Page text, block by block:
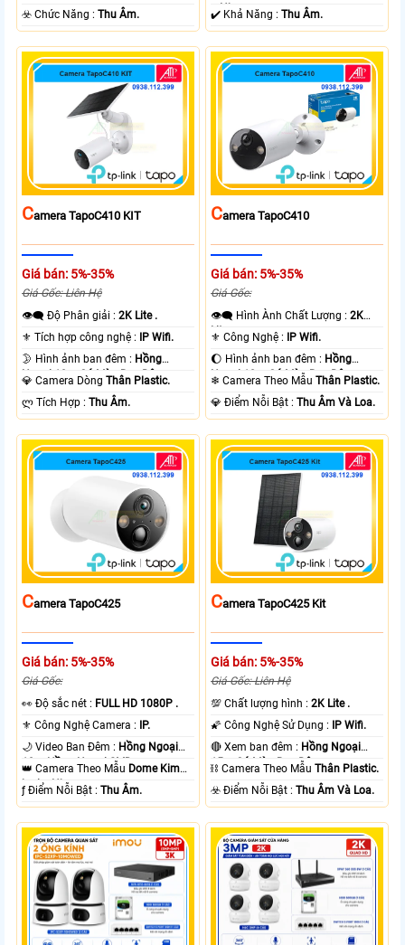
️☣️ Chức Năng :Thu Âm.
+ Nhựa.
️✔️ Khả Năng :Thu Âm.
CAmera TapoC410 KIT
Giá bán: 5%-35%
Giá Gốc: Liên Hệ
👁️‍🗨 Độ Phân giải :2K Lite .
⚜️ Tích hợp công nghệ : IP Wifi.
🌛 Hình ảnh ban đêm : Hồng
Ngoại 10m Có Màu Ban Ðêm.
💎 Camera DòngThân Plastic.
️ლ Tích Hợp :Thu Âm.
CAmera TapoC410
Giá bán: 5%-35%
Giá Gốc:
👁️‍🗨 Hình Ành Chất Lượng :2K
Lite .
⚜️ Công Nghệ : IP Wifi.
🌔 Hình ảnh ban đêm : Hồng
Ngoại 10m Có Màu Ban Ðêm.
❄ Camera Theo MẫuThân Plastic.
️💎 Điểm Nỗi Bật :Thu Âm Và Loa.
CAmera TapoC425
Giá bán: 5%-35%
Giá Gốc:
️👀 Độ sắc nét : FULL HD 1080P .
⚜️ Công Nghệ Camera : IP.
🌙 Video Ban Đêm : Hồng Ngoại
10m Hồng Ngoại SMD.
👑 Camera Theo Mẫu Dome Kim
loại + Nhựa.
️ƒ Điểm Nỗi Bật :Thu Âm.
CAmera TapoC425 Kit
Giá bán: 5%-35%
Giá Gốc: Liên Hệ
💯 Chất lượng hình :2K Lite .
🌠 Công Nghệ Sử Dụng : IP Wifi.
🔴 Xem ban đêm : Hồng Ngoại
15m Có Màu Ban Ðêm.
⛓ Camera Theo MẫuThân Plastic.
️☣️ Điểm Nỗi Bật :Thu Âm Và Loa.